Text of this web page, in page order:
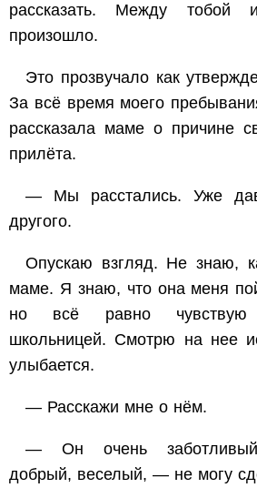
рассказать. Между
произошло.
Это прозвучало как
За всё время моего
рассказала маме о причине
прилёта.
— Мы расстались. Уже
другого.
Опускаю взгляд. Не знаю,
маме. Я знаю, что она меня
но всё равно чувствую
школьницей. Смотрю на нее
улыбается.
— Расскажи мне о нём.
— Он очень заботливый,
добрый, веселый, — не могу